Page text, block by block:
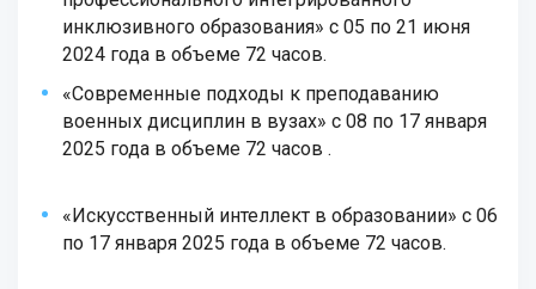
инклюзивного образования» с 05 по 21 июня
2024 года в объеме 72 часов.
«Современные подходы к преподаванию
военных дисциплин в вузах» с 08 по 17 января
2025 года в объеме 72 часов .
«Искусственный интеллект в образовании» с 06
по 17 января 2025 года в объеме 72 часов.